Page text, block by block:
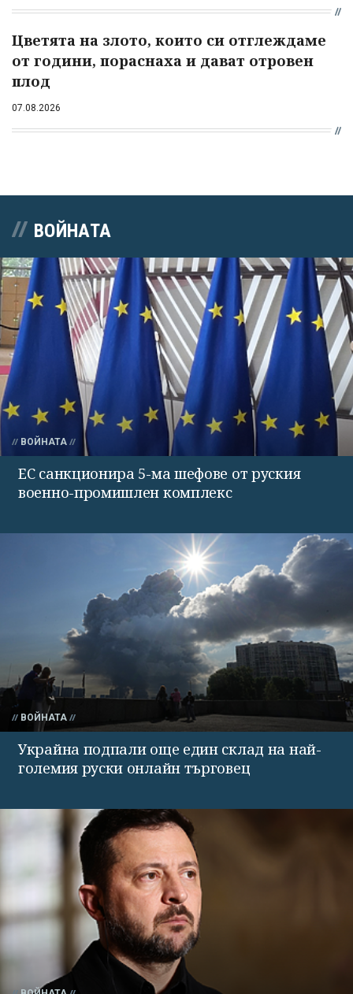
Цветята на злото, които си отглеждаме
от години, пораснаха и дават отровен
плод
07.08.2026
ВОЙНАТА
ВОЙНАТА
ЕС санкционира 5-ма шефове от руския
военно-промишлен комплекс
ВОЙНАТА
Украйна подпали още един склад на най-
големия руски онлайн търговец